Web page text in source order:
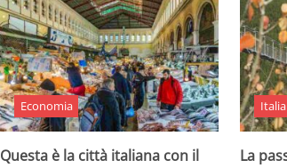
Economia
Questa è la città italiana con il
Italia
La